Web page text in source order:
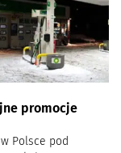
promocje
Polsce pod